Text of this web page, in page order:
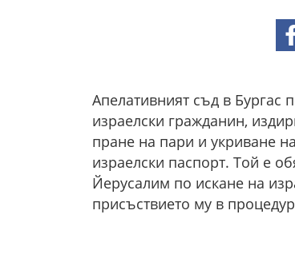
Апелативният съд в
израелски гражданин,
пране на пари и укриване
израелски паспорт. Той е
Йерусалим по искане на
присъствието му в